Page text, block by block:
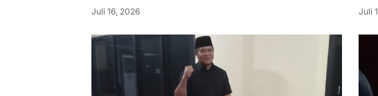
Juli 16, 2026 Juli